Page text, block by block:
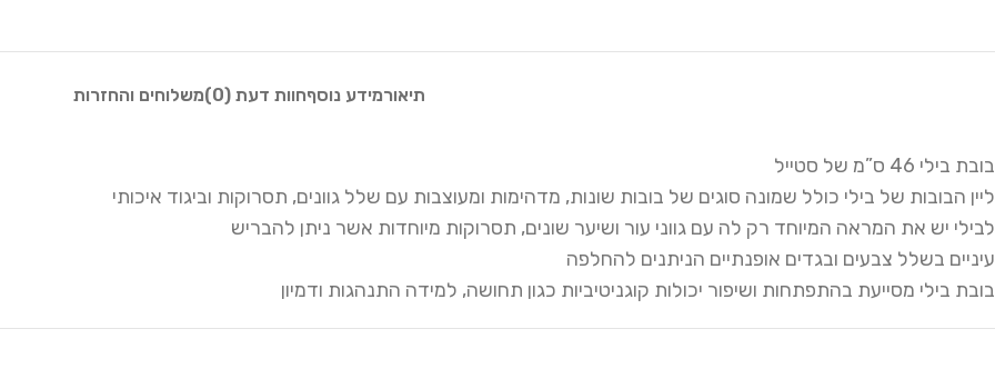
תיאורמידע נוסףחוות דעת (0) משלוחים והחזרות
בובת בילי 46 ס”מ של סטייל
ליין הבובות של בילי כולל שמונה סוגים של בובות שונות, מדהימות ומעוצבות עם שלל גוונים, תסרוקות וביגוד איכותי
לבילי יש את המראה המיוחד רק לה עם גווני עור ושיער שונים, תסרוקות מיוחדות אשר ניתן להבריש
עיניים בשלל צבעים ובגדים אופנתיים הניתנים להחלפה
בובת בילי מסייעת בהתפתחות ושיפור יכולות קוגניטיביות כגון תחושה, למידה התנהגות ודמיון